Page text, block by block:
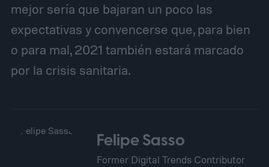
mejor sería que bajaran un poco las
expectativas y convencerse que, para bien
o para mal, 2021 también estará marcado
por la crisis sanitaria.
Felipe Sasso
Former Digital Trends Contributor